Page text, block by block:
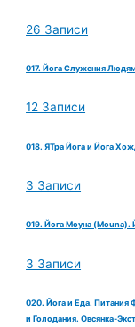
26 Записи
017. Йога Служения Людям
12 Записи
018. ЯТра Йога и Йога
3 Записи
019. Йога Моуна (Mouna).
3 Записи
020. Йога и Еда. Питания
и Голодания. Овсянка-